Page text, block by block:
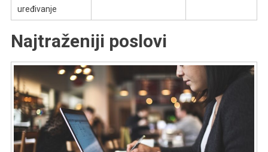
uređivanje
Najtraženiji poslovi